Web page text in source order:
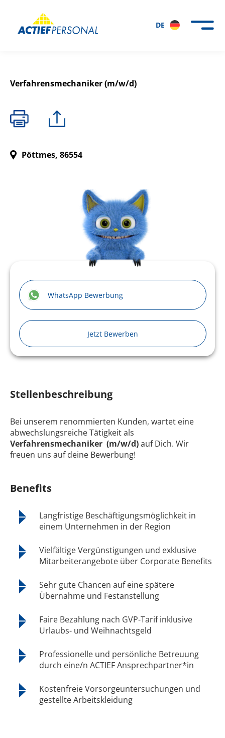
DE
Verfahrensmechaniker (m/w/d)
Pöttmes, 86554
WhatsApp Bewerbung
Jetzt Bewerben
Stellenbeschreibung
Bei unserem renommierten Kunden, wartet eine
abwechslungsreiche Tätigkeit als
Verfahrensmechaniker (m/w/d)auf Dich. Wir
freuen uns auf deine Bewerbung!
Benefits
Langfristige Beschäftigungsmöglichkeit in
einem Unternehmen in der Region
Vielfältige Vergünstigungen und exklusive
Mitarbeiterangebote über Corporate Benefits
Sehr gute Chancen auf eine spätere
Übernahme und Festanstellung
Faire Bezahlung nach GVP-Tarif inklusive
Urlaubs- und Weihnachtsgeld
Professionelle und persönliche Betreuung
durch eine/n ACTIEF Ansprechpartner*in
Kostenfreie Vorsorgeuntersuchungen und
gestellte Arbeitskleidung